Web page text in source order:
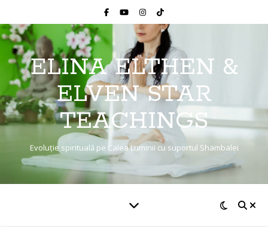
ELINA ELTHEN &
ELVEN STAR
TEACHINGS
Evoluție spirituală pe Calea Luminii cu suportul Shambalei